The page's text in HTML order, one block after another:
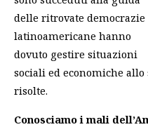
delle ritrovate democrazie
latinoamericane hanno
dovuto gestire situazioni
sociali ed economiche allo
risolte.
Conosciamo i mali